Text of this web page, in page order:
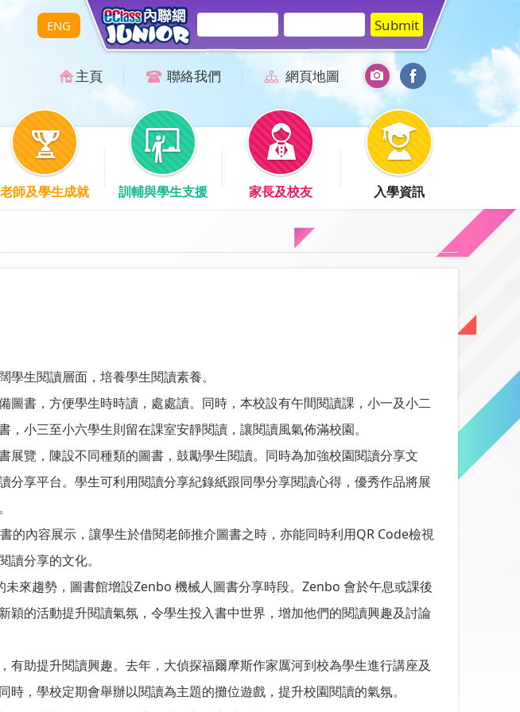
ENG
主頁 聯絡我們 網頁地圖
老師及學生成就 訓輔與學生支援 家長及校友 入學資訊
生閱讀層面，培養學生閱讀素養。
圖書，方便學生時時讀，處處讀。同時，本校設有午間閱讀課，小一及小二
小三至小六學生則留在課室安靜閱讀，讓閱讀風氣佈滿校園。
展覽，陳設不同種類的圖書，鼓勵學生閱讀。同時為加強校園閱讀分享文
分享平台。學生可利用閱讀分享紀錄紙跟同學分享閱讀心得，優秀作品將展
的內容展示，讓學生於借閱老師推介圖書之時，亦能同時利用QR Code檢視
分享的文化。
來趨勢，圖書館增設Zenbo 機械人圖書分享時段。Zenbo 會於午息或課後
穎的活動提升閱讀氣氛，令學生投入書中世界，增加他們的閱讀興趣及討論
有助提升閱讀興趣。去年，大偵探福爾摩斯作家厲河到校為學生進行講座及
，學校定期會舉辦以閱讀為主題的攤位遊戲，提升校園閱讀的氣氛。